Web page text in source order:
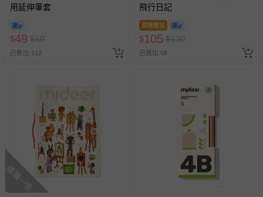
-個人衛生用品（例如尿布、貼身衣物、泳裝、襪子、地
-新生兒親膚衣物（嬰幼兒包巾與背巾、包屁衣、學習
褲、紗布衣等）。
-其他原廠盒裝商品封口處已貼上「不可拆封」，或具警
示字句等說明貼紙、封條者。
國際航空、客運、訂房等服務。
相關的退換貨辦理流程，可詳見： 退換貨 & 退款問題
其他常見問題：
用延伸筆套
$49 $60
已售出 112
飛行日記
即將售完
$105 $130
已售出 56
搶購一空